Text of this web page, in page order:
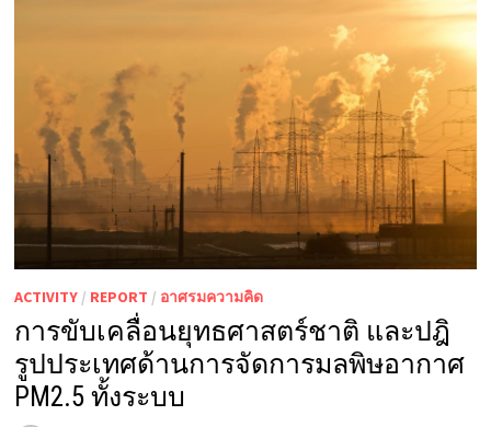
ACTIVITY/ REPORT / อาศรมความคิด
การขับเคลื่อนยุทธศาสตร์ชาติ และปฎิ
รูปประเทศด้านการจัดการมลพิษอากาศ
PM2.5 ทั้งระบบ